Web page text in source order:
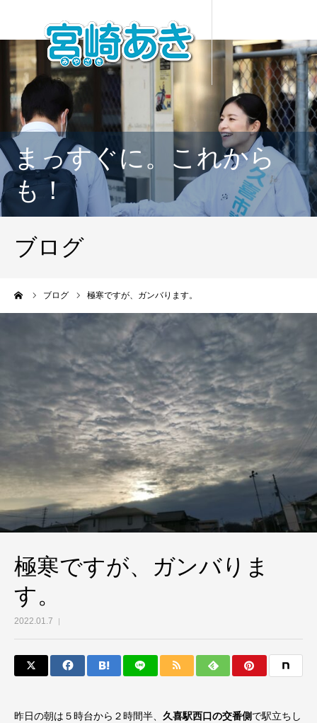
まっすぐに。これから
も！
ブログ
ブログ 極寒ですが、ガンバります。
極寒ですが、ガンバりま
す。
2022.01.7
昨日の朝は５時台から２時間半、 久喜駅西口の交番側で駅立ちし